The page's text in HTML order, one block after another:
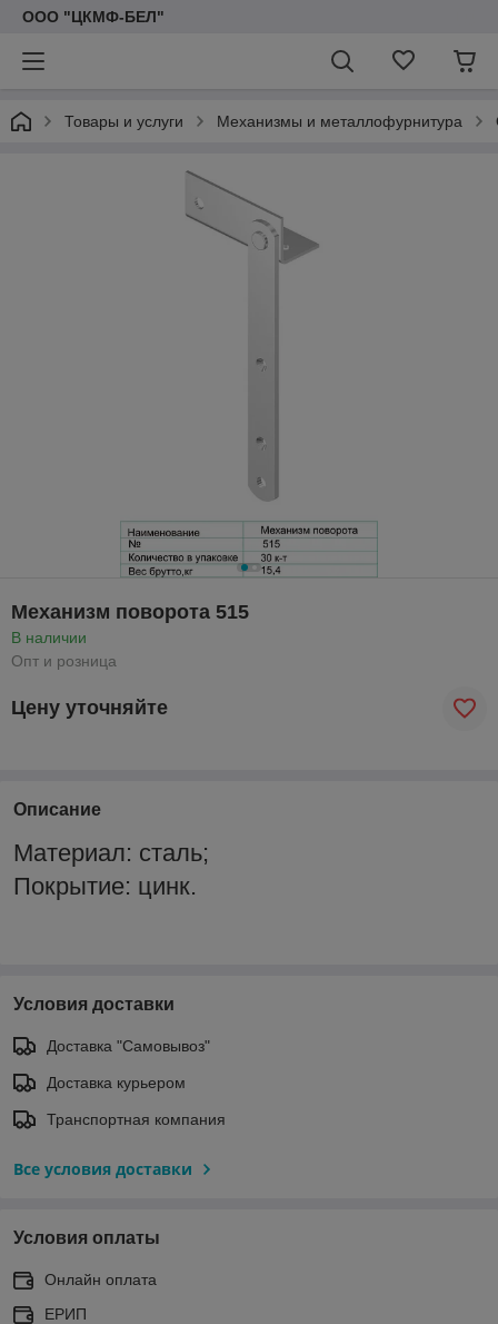
ООО "ЦКМФ-БЕЛ"
Товары и услуги Механизмы и металлофурнитура
Механизм поворота 515
В наличии
Опт и розница
Цену уточняйте
Описание
Материал: сталь;
Покрытие: цинк.
Условия доставки
Доставка "Самовывоз"
Доставка курьером
Транспортная компания
Все условия доставки
Условия оплаты
Онлайн оплата
ЕРИП